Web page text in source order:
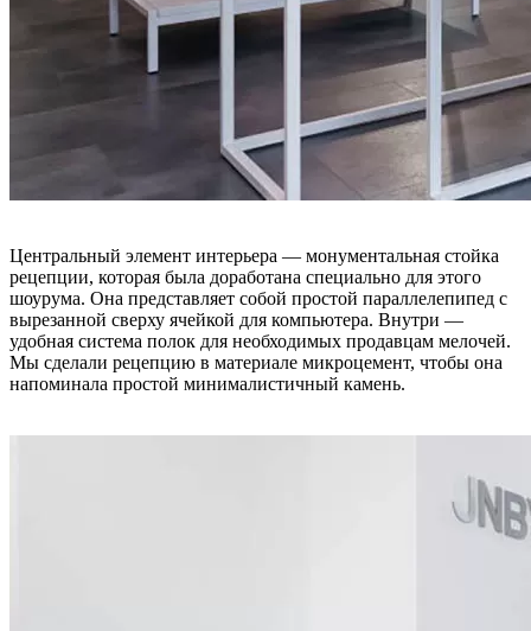
Центральный элемент интерьера — монументальная стойка
рецепции, которая была доработана специально для этого
шоурума. Она представляет собой простой параллелепипед с
вырезанной сверху ячейкой для компьютера. Внутри —
удобная система полок для необходимых продавцам мелочей.
Мы сделали рецепцию в материале микроцемент, чтобы она
напоминала простой минималистичный камень.